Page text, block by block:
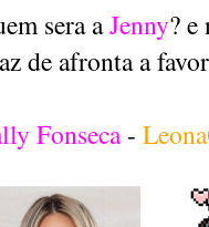
sera aJenny? e
de afronta a
Fonseca-